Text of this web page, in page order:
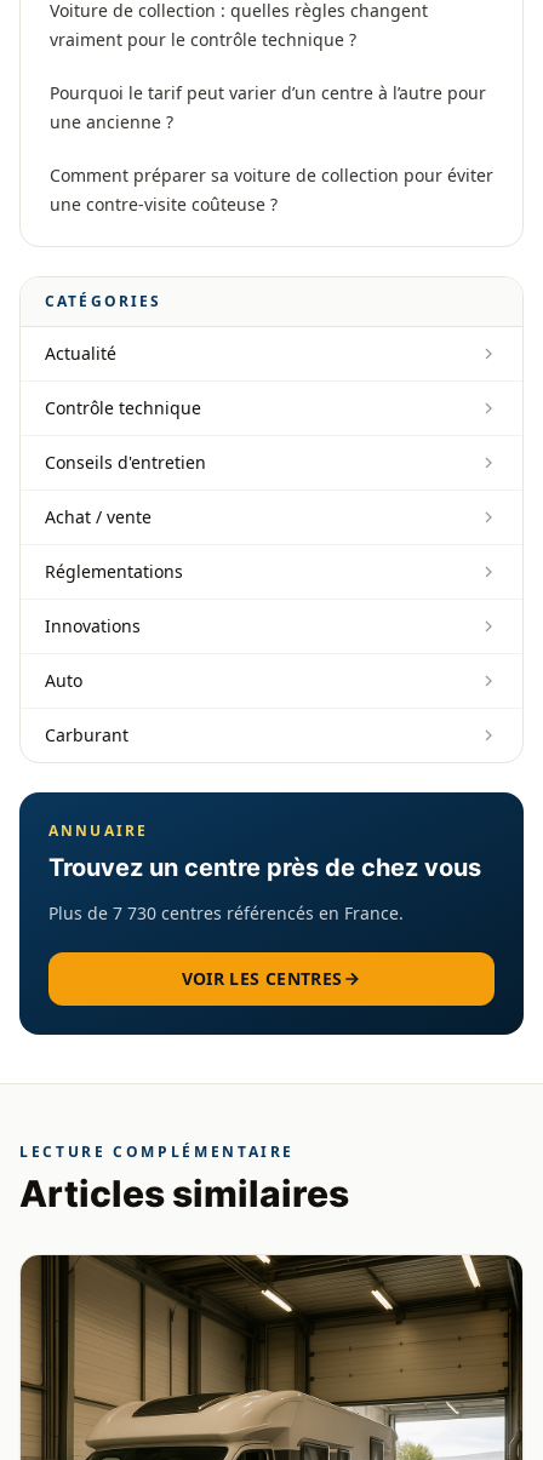
Voiture de collection : quelles règles changent
vraiment pour le contrôle technique ?
Pourquoi le tarif peut varier d’un centre à l’autre pour
une ancienne ?
Comment préparer sa voiture de collection pour éviter
une contre-visite coûteuse ?
CATÉGORIES
Actualité
Contrôle technique
Conseils d'entretien
Achat / vente
Réglementations
Innovations
Auto
Carburant
ANNUAIRE
Trouvez un centre près de chez vous
Plus de 7 730 centres référencés en France.
VOIR LES CENTRES
LECTURE COMPLÉMENTAIRE
Articles similaires